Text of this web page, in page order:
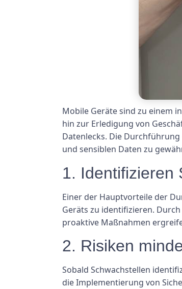
Mobile Geräte sind zu einem
hin zur Erledigung von
Datenlecks. Die
und sensiblen Daten zu
1. Identifizieren
Einer der Hauptvorteile der
Geräts zu identifizieren.
proaktive Maßnahmen
2. Risiken
Sobald Schwachstellen
die Implementierung von